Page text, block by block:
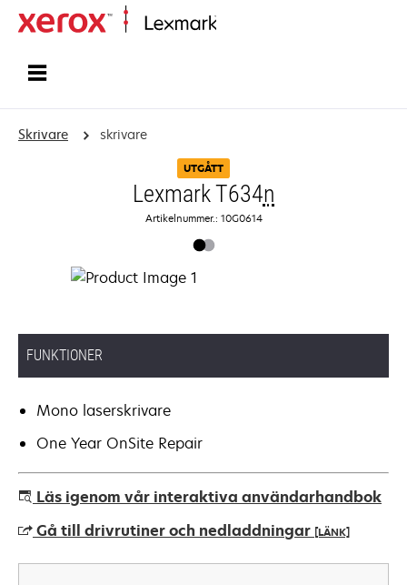
Skrivare skrivare
UTGÅTT
Lexmark T634n
Artikelnummer.: 10G0614
FUNKTIONER
Mono laserskrivare
One Year OnSite Repair
Läs igenom vår interaktiva användarhandbok
Gå till drivrutiner och nedladdningar [LÄNK]
opens